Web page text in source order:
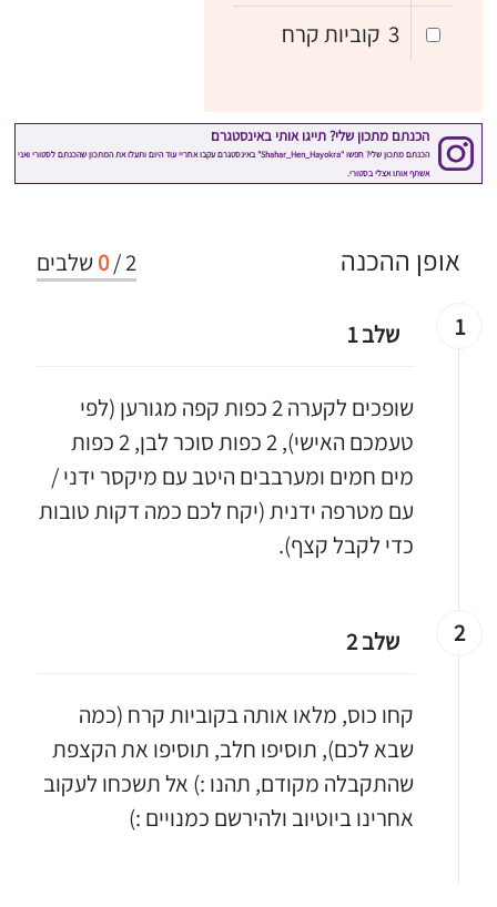
3 קוביות קרח
2
/
0 שלבים אופן ההכנה
1 שלב 1
שופכים לקערה 2 כפות קפה מגורען (לפי
טעמכם האישי), 2 כפות סוכר לבן, 2 כפות
מים חמים ומערבבים היטב עם מיקסר ידני /
עם מטרפה ידנית (יקח לכם כמה דקות טובות
כדי לקבל קצף).
2 שלב 2
קחו כוס, מלאו אותה בקוביות קרח (כמה
שבא לכם), תוסיפו חלב, תוסיפו את הקצפת
שהתקבלה מקודם, תהנו :) אל תשכחו לעקוב
אחרינו ביוטיוב ולהירשם כמנויים :)